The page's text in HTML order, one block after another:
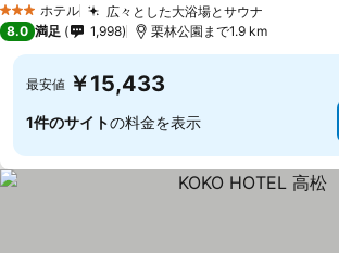
3 ホテルのランク
ホテル 広々とした大浴場とサウナ
8.0 満足 1,998 栗林公園まで1.9 km
最安値 ￥15,433
1件のサイトの料金を表示